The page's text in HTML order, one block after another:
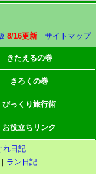
8/16更新 サイトマップ
きたえるの巻
きろくの巻
びっくり旅行術
お役立ちリンク
れ日記
｜ ラン日記